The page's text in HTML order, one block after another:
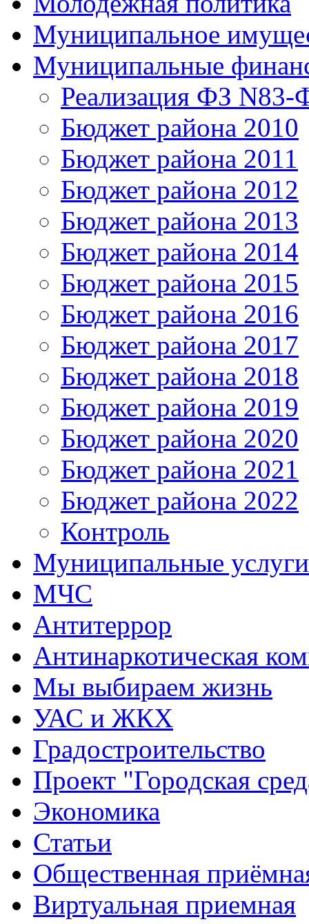
Муниципальное
Муниципальные
Реализация ФЗ N83-
Бюджет района 2010
Бюджет района 2011
Бюджет района 2012
Бюджет района 2013
Бюджет района 2014
Бюджет района 2015
Бюджет района 2016
Бюджет района 2017
Бюджет района 2018
Бюджет района 2019
Бюджет района 2020
Бюджет района 2021
Бюджет района 2022
Контроль
Муниципальные услуги
МЧС
Антитеррор
Антинаркотическая
Мы выбираем жизнь
УАС и ЖКХ
Градостроительство
Проект "Городская
Экономика
Статьи
Общественная
Виртуальная приемная